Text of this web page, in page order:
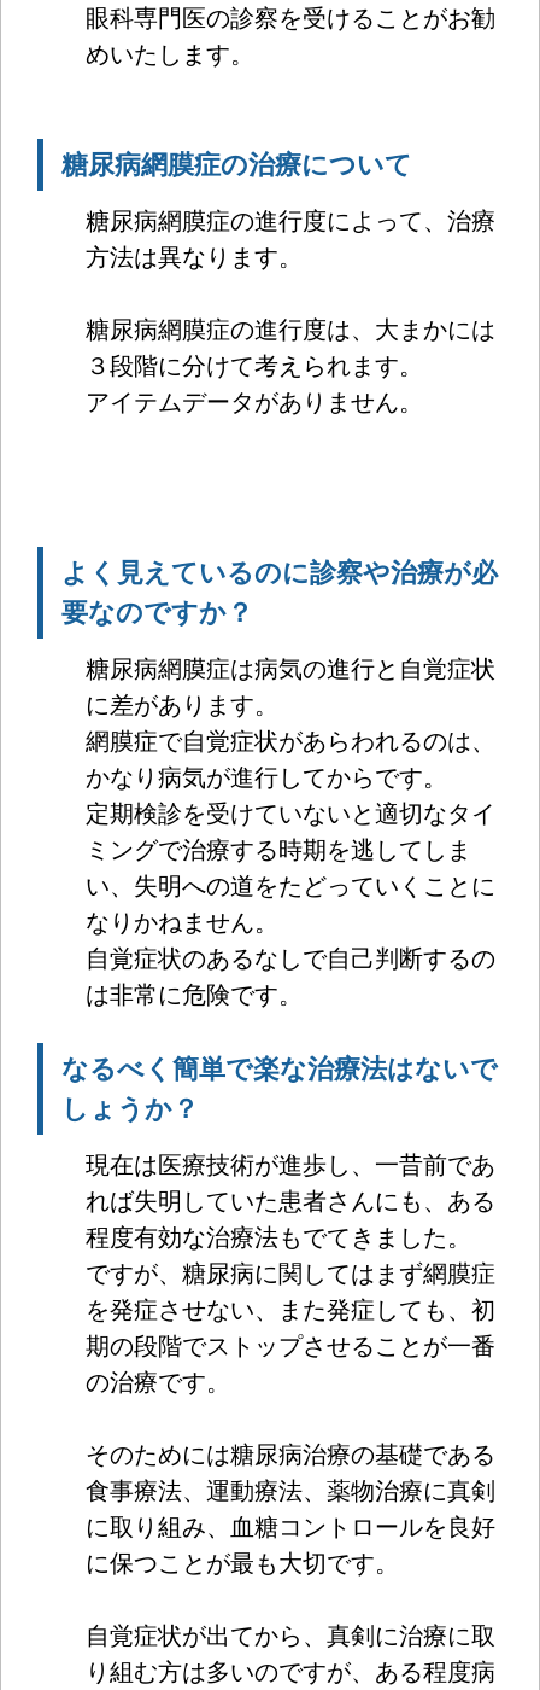
眼科専門医の診察を受けることがお勧
めいたします。
糖尿病網膜症の治療について
糖尿病網膜症の進行度によって、治療
方法は異なります。
糖尿病網膜症の進行度は、大まかには
３段階に分けて考え られます。
アイテムデータがありません。
よく見えているのに診察や治療が必
要なのですか？
糖尿病網膜症は病気の進行と自覚症状
に差があります。
網膜症で自覚症状があらわれるのは、
かなり病気が進行してからです。
定期検診を受けていないと適切なタイ
ミングで治療する時期を逃してしま
い、失明への道をたどっていくことに
なりかねません。
自覚症状のあるなしで自己判断するの
は非常に危険です。
なるべく簡単で楽な治療法はないで
しょうか？
現在は医療技術が進歩し、一昔前であ
れば失明していた患者さんにも、ある
程度有効な治療法もでてきま した。
ですが、糖尿病に関してはまず網膜症
を発症させない、また発症しても、初
期の段階でストップさせること が一番
の治療です。
そのためには糖尿病治療の基礎である
食事療法、運動療法、 薬物治療に真剣
に取り組み、血糖コントロールを良好
に保つことが最も大切です。
自覚症状が出てから、真剣に治療に取
り組む方は多いのですが、ある程度病